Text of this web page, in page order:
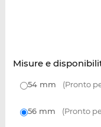
Misure e
54 mm (Pronto
56 mm (Pronto